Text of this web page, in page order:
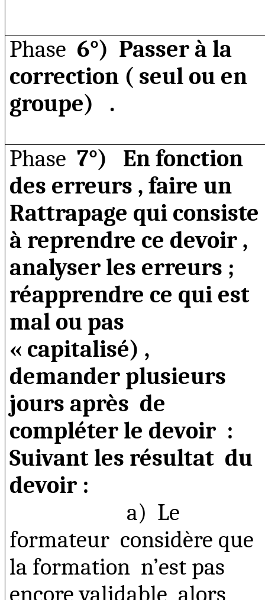
Phase 6°) Passer à la
correction ( seul ou en
groupe)
.
Phase 7°)
En fonction
des erreurs , faire un
Rattrapage qui consiste
à reprendre ce devoir ,
analyser les erreurs ;
réapprendre ce qui est
mal ou pas
« capitalisé) ,
demander plusieurs
jours après de
compléter le devoir :
Suivant les résultat du
devoir :
a) Le
formateur considère que
la formation n’est pas
encore validable alors